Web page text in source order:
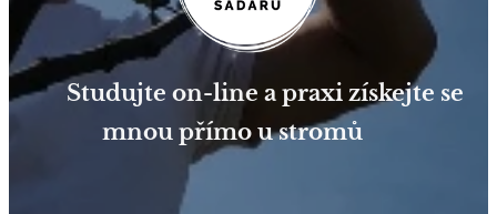
🌳 Studujte on-line a praxi získejte se
mnou přímo u stromů 🌳